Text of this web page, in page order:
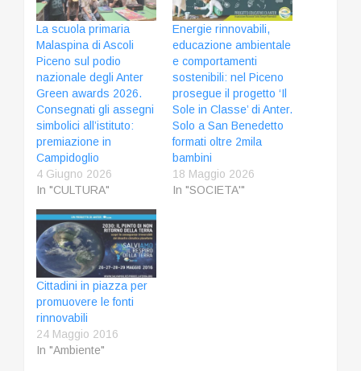
La scuola primaria
Malaspina di Ascoli
Piceno sul podio
nazionale degli Anter
Green awards 2026.
Consegnati gli assegni
simbolici all’istituto:
premiazione in
Campidoglio
4 Giugno 2026
In "CULTURA"
Energie rinnovabili,
educazione ambientale
e comportamenti
sostenibili: nel Piceno
prosegue il progetto ‘Il
Sole in Classe’ di Anter.
Solo a San Benedetto
formati oltre 2mila
bambini
18 Maggio 2026
In "SOCIETA'"
Cittadini in piazza per
promuovere le fonti
rinnovabili
24 Maggio 2016
In "Ambiente"